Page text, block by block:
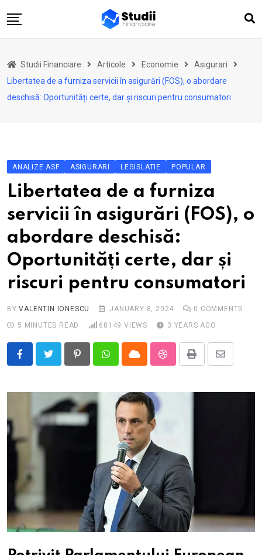
to
Actualitate
Investiții
Analize ASF
Studii Financiare Articole Economie
Asigurari
Libertatea de a furniza servicii în asigurări (FOS), o abordare
deschisă: Oportunități certe, dar și riscuri pentru consumatori
ANALIZE ASF ASIGURARI LEGISLATIE POPULAR
Libertatea de a furniza
servicii în asigurări (FOS), o
abordare deschisă:
Oportunități certe, dar și
riscuri pentru consumatori
BYVALENTIN IONESCU JANUARY 8, 2024 0 COMMENTS
5 MINUTES READ
68149 VIEWS 3 YEARS AGO
PinterestWhatsappCloud StumbleUpon
Print
Share
Email